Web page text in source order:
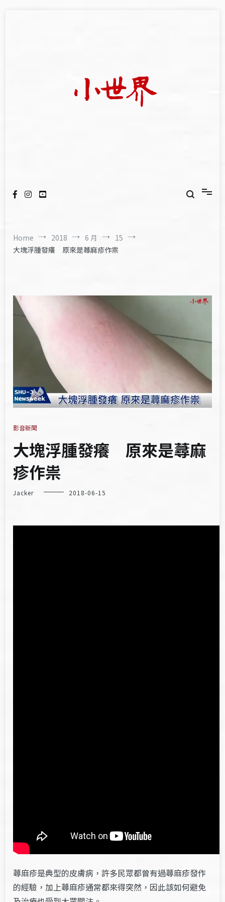
Home 2018 6 月
15
大塊浮腫發癢 原來是蕁麻疹作祟
影音新聞
大塊浮腫發癢 原來是蕁麻
疹作祟
Jacker 2018-06-15
蕁麻疹是典型的皮膚病，許多民眾都曾有過蕁麻疹發作
的經驗，加上蕁麻疹通常都來得突然，因此該如何避免